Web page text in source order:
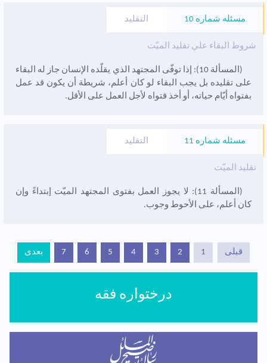
مسئله شماره 10 التقليد
شروط البقاء علي تقليد الميّت
(المسألة 10): إذا توفّى المجتهد الذي يقلّده الإنسان جاز له البقاء
على تقليده بل يجب البقاء لو کان أعلم، شريطة أن يکون قد عمل
بفتواه أيّام حياته، أو أخذ فتواه لأجل العمل على الأقل.
مسئله شماره 11 التقليد
تقليد الميّت
(المسألة 11): لا يجوز العمل بفتوى المجتهد الميّت إبتداءً وإن
کان أعلم، على الأحوط وجوب.
قبلی 1
2
3
4
5
6
7 بعدی
درختواره فقه